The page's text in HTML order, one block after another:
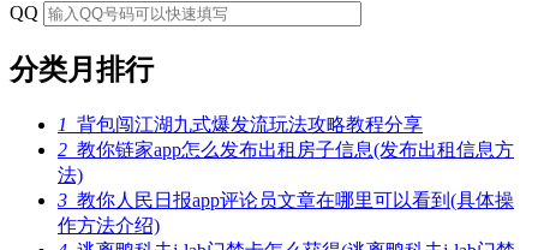
QQ
分类月排行
1 背包闯江湖九式爆发流玩法攻略教程分享
2 教你链家app怎么发布出租房子信息(发布出租信息方
法)
3 教你人民日报app评论员文章在哪里可以看到(具体操
作方法介绍)